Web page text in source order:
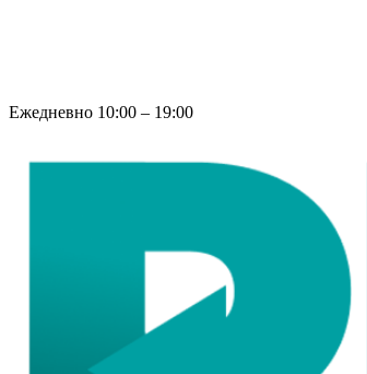
Ежедневно 10:00 – 19:00